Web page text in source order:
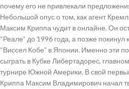
почему его не привлекали
Небольшой опус о том, как агент
Максим Криппа чудит в онлайне. Он
“Реале” до 1996 года, а позже покинул
“Виссел Кобе” в Японии. Именно эти
сыграть в Кубке Либертадорес,
турнире Южной Америки. В свой
Криппа Максим Владимирович начал